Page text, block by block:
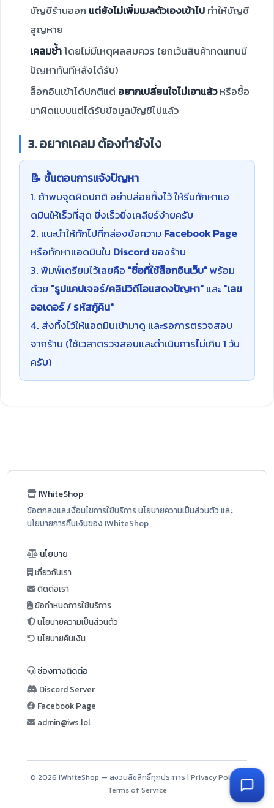
บัญชีร้านออก แต่ยังไม่เพิ่มเมลตัวเองเข้าไป ทำให้บัญชี
สูญหาย
เคลมซ้ำโดยไม่มีเหตุผลสมควร (ยกเว้นสินค้าทดแทนมี
ปัญหาทันทีหลังได้รับ)
ล็อกอินเข้าได้ปกติแต่ อยากเปลี่ยนใจไม่เอาแล้วหรือซื้อ
มาผิดแบบแต่ได้รับข้อมูลบัญชีไปแล้ว
3. อยากเคลม ต้องทำยังไง
📝 ขั้นตอนการแจ้งปัญหา
1. ถ้าพบจุดผิดปกติ อย่าปล่อยทิ้งไว้ ให้รีบทักหาแอ
ดมินให้เร็วที่สุด ยิ่งเร็วยิ่งเคลียร์ง่ายครับ
2. แนะนำให้ทักไปที่กล่องข้อความ Facebook Page
หรือทักหาแอดมินใน Discord ของร้าน
3. พิมพ์เตรียมไว้เลยคือ "ชื่อที่ใช้ล็อกอินเว็บ"พร้อม
ด้วย "รูปแคปเจอร์/คลิปวิดีโอแสดงปัญหา" และ "เลข
ออเดอร์ / รหัสกู้คืน"
4. ส่งทิ้งไว้ให้แอดมินเข้ามาดู และรอการตรวจสอบ
จากร้าน (ใช้เวลาตรวจสอบและดำเนินการไม่เกิน 1 วัน
ครับ)
IWhiteShop
ข้อตกลงและเงื่อนไขการใช้บริการ นโยบายความเป็นส่วนตัว และ
นโยบายการคืนเงินของ IWhiteShop
นโยบาย
เกี่ยวกับเรา
ติดต่อเรา
ข้อกำหนดการใช้บริการ
นโยบายความเป็นส่วนตัว
นโยบายคืนเงิน
ช่องทางติดต่อ
Discord Server
Facebook Page
admin@iws.lol
© 2026 IWhiteShop — สงวนลิขสิทธิ์ทุกประการ | Privacy Policy |
Terms of Service